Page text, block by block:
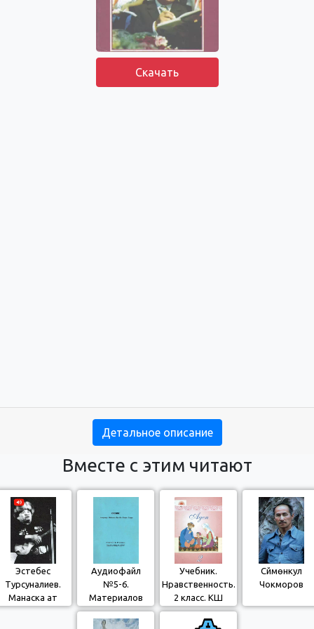
Скачать
Детальное описание
Вместе с этим читают
Эстебес
Турсуналиев.
Манаска ат
койулушу
Аудиофайл
№5-6.
Материалов
Корпуса Мира
для изучения
Учебник.
Нравственность.
2 класс. КШ
Сүймөнкул
Чокморов